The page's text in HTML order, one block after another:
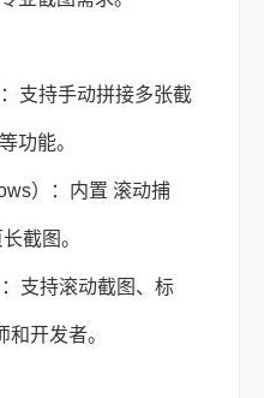
支持手动拼接多张截
功能。
）：内置 滚动捕
截图。
支持滚动截图、标
开发者。